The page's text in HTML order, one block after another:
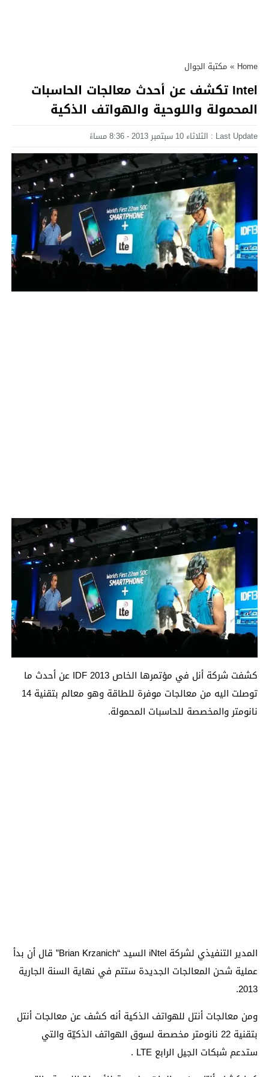
Home
» مكتبة الجوال
Intel تكشف عن أحدث معالجات الحاسبات
المحمولة واللوحية والهواتف الذكية
Last Update : الثلاثاء 10 سبتمبر 2013 - 8:36 مساءً
كشفت شركة أنل في مؤتمرها الخاص IDF 2013 عن أحدث ما
توصلت اليه من معالجات موفرة للطاقة وهو معالم بتقنية 14
نانومتر والمخصصة للحاسبات المحمولة.
المدير التنفيذي لشركة iNtel السيد “Brian Krzanich” قال أن بدأ
عملية شحن المعالجات الجديدة ستتم في نهاية السنة الجارية
2013.
ومن معالجات أنتل للهواتف الذكية أنه كشف عن معالجات أنتل
بتقنية 22 نانومتر مخصصة لسوق الهواتف الذكيّة والتي
ستدعم شبكات الجيل الرابع LTE .